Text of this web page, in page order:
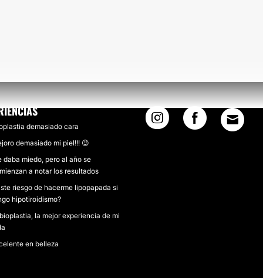
demasiado cara
demasiado mi piel!!! 😉
daba miedo, pero al año se
a notar los resultados
riesgo de hacerme lipopapada si
hipotiroidismo?
la mejor experiencia de mi
en belleza